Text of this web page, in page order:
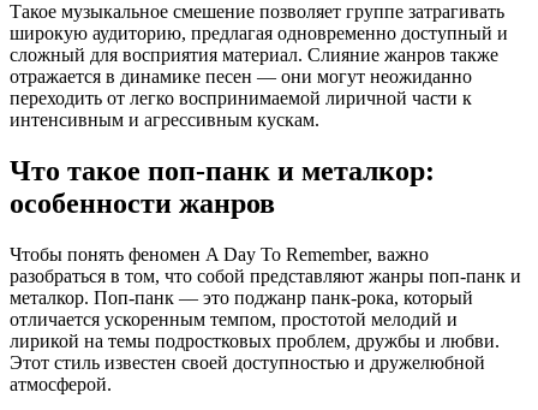
Такое музыкальное смешение позволяет группе затрагивать
широкую аудиторию, предлагая одновременно доступный и
сложный для восприятия материал. Слияние жанров также
отражается в динамике песен — они могут неожиданно
переходить от легко воспринимаемой лиричной части к
интенсивным и агрессивным кускам.
Что такое поп-панк и металкор:
особенности жанров
Чтобы понять феномен A Day To Remember, важно
разобраться в том, что собой представляют жанры поп-панк и
металкор. Поп-панк — это поджанр панк-рока, который
отличается ускоренным темпом, простотой мелодий и
лирикой на темы подростковых проблем, дружбы и любви.
Этот стиль известен своей доступностью и дружелюбной
атмосферой.